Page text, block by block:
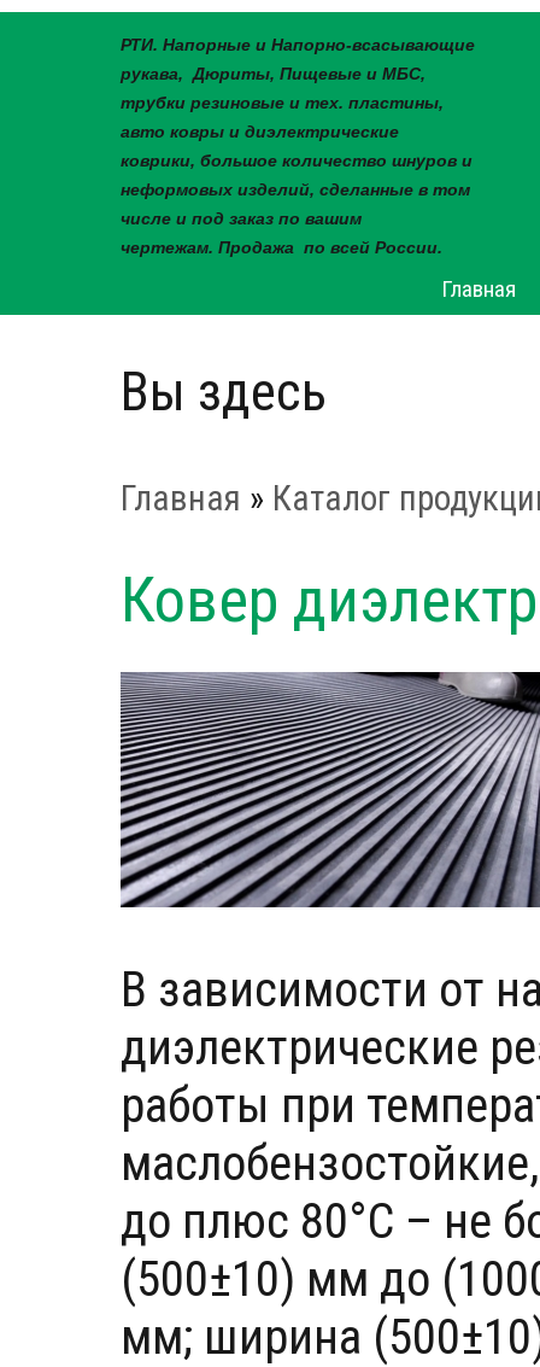
РТИ. Напорные и Напорно-всасывающие
рукава, Дюриты, Пищевые и МБС,
трубки резиновые и тех. пластины,
авто ковры и диэлектрические
коврики, большое количество шнуров и
неформовых изделий, сделанные в том
числе и под заказ по вашим
чертежам. Продажа по всей России.
Главная
Вы здесь
Главная » Каталог
Ковер
В зависимости от
диэлектрические
работы при
до плюс 80°С – не
(500±10) мм до
мм; ширина